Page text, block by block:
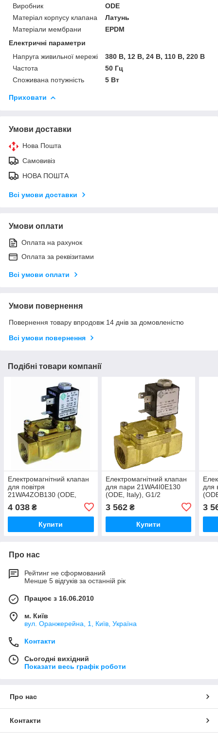
Виробник
ODE
Матеріал корпусу клапана
Латунь
Матеріали мембрани
EPDM
Електричні параметри
Напруга живильної мережі
380 В, 12 В, 24 В, 110 В, 220 В
Частота
50 Гц
Споживана потужність
5 Вт
Приховати
Умови доставки
Нова Пошта
Самовивіз
НОВА ПОШТА
Всі умови доставки
Умови оплати
Оплата на рахунок
Оплата за реквізитами
Всі умови оплати
Умови повернення
Повернення товару впродовж 14 днів за домовленістю
Всі умови повернення
Подібні товари компанії
Електромагнітний клапан
для повітря
21WA4ZOB130 (ODE,
4 038 ₴
Купити
Електромагнітний клапан
для пари 21WA4I0E130
(ODE, Italy), G1/2
3 562₴
Купити
для
3
Про нас
Рейтинг не сформований
Менше 5 відгуків за останній рік
Працює з 16.06.2010
м. Київ
вул. Оранжерейна, 1, Київ, Україна
Контакти
Сьогодні вихідний
Показати весь графік роботи
Про нас
Контакти